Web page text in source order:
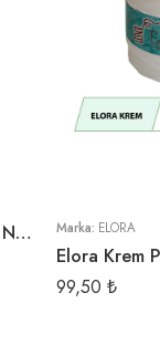
Elora Silikon Saplı Tığ 10 Numara Marka: ELORA
99,50 ₺